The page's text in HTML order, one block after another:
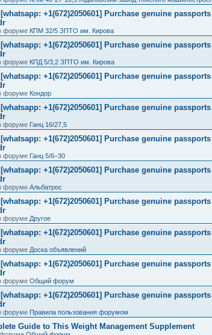
+1(672)2050601] Purchase genuine
форуме КПМ 32/5 ЗПТО им. Кирова
+1(672)2050601] Purchase genuine
форуме КПД 5/3,2 ЗПТО им. Кирова
+1(672)2050601] Purchase genuine
форуме Кондор
+1(672)2050601] Purchase genuine
форуме Ганц 16/27,5
+1(672)2050601] Purchase genuine
форуме Ганц 5/6–30
+1(672)2050601] Purchase genuine
форуме Альбатрос
+1(672)2050601] Purchase genuine
форуме Другое
+1(672)2050601] Purchase genuine
форуме Доска объявлений
+1(672)2050601] Purchase genuine
форуме Общий форум
+1(672)2050601] Purchase genuine
форуме Правила пользования форумом
Guide to This Weight Management Supplement